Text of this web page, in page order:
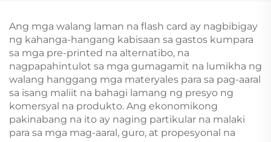
ng mga Matatanda
Romanza Linen
Hardcover na Libro
Ang mga walang laman na flash card ay nagbibigay
ng kahanga-hangang kabisaan sa gastos kumpara
sa mga pre-printed na alternatibo, na
nagpapahintulot sa mga gumagamit na lumikha ng
walang hanggang mga materyales para sa pag-aaral
sa isang maliit na bahagi lamang ng presyo ng
komersyal na produkto. Ang ekonomikong
pakinabang na ito ay naging partikular na malaki
para sa mga mag-aaral, guro, at propesyonal na